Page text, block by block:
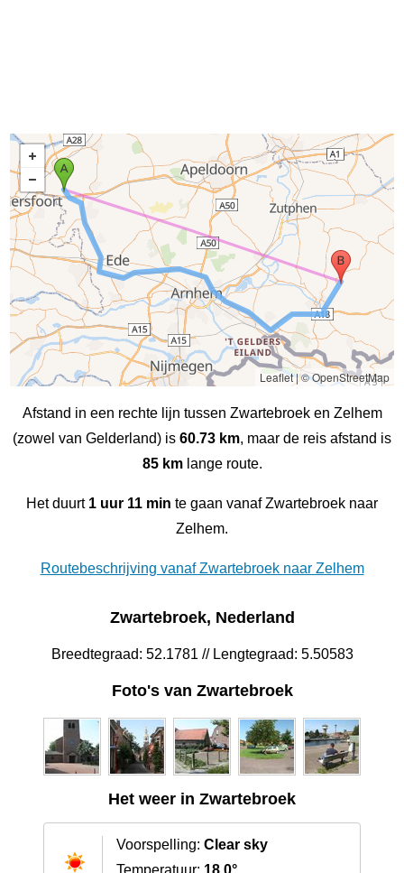
Leaflet|© OpenStreetMap
Afstand in een rechte lijn tussen Zwartebroek en Zelhem
(zowel van Gelderland) is 60.73 km, maar de reis afstand is
85 kmlange route.
Het duurt 1 uur 11 min te gaan vanaf Zwartebroek naar
Zelhem.
Routebeschrijving vanaf Zwartebroek naar Zelhem
Zwartebroek, Nederland
Breedtegraad: 52.1781 // Lengtegraad: 5.50583
Foto's van Zwartebroek
Het weer in Zwartebroek
Voorspelling: Clear sky